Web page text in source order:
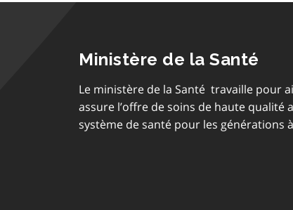
Ministère de la Santé
Le ministère de la Santé travaille pour
assure l’offre de soins de haute
système de santé pour les générations